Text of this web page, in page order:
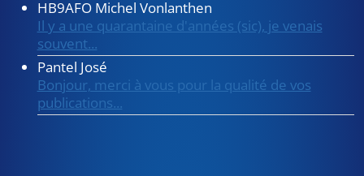
HB9AFO Michel Vonlanthen
Il y a une quarantaine d'années (sic), je venais
souvent...
Pantel José
Bonjour, merci à vous pour la qualité de vos
publications...